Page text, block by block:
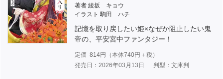
著者 綾坂 キョウ
イラスト 駒田 ハチ
記憶を取り戻したい姫×なぜか阻止したい鬼
帝の、平安宮中ファンタジー！
定価 814円（本体740円＋税）
発売日：2026年03月13日
判型：文庫判